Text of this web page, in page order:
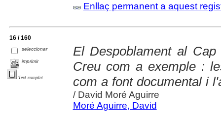
Enllaç permanent a aquest
16 / 160
seleccionar
imprimir
Text complet
El Despoblament al
Creu com a exemple :
com a font documental i
/ David Moré Aguirre
Moré Aguirre, David